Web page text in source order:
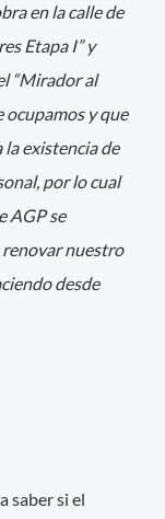
en la calle de
Etapa I” y
“Mirador al
ocupamos y que
existencia de
por lo cual
AGP se
renovar nuestro
desde
saber si el